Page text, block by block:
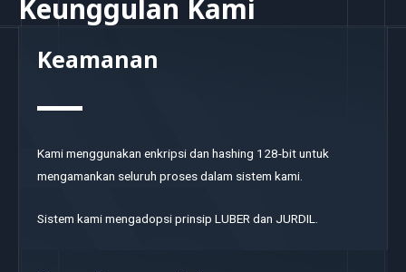
Keunggulan Kami
Keamanan
Kami menggunakan enkripsi dan hashing 128-bit untuk
mengamankan seluruh proses dalam sistem kami.
Sistem kami mengadopsi prinsip LUBER dan JURDIL.